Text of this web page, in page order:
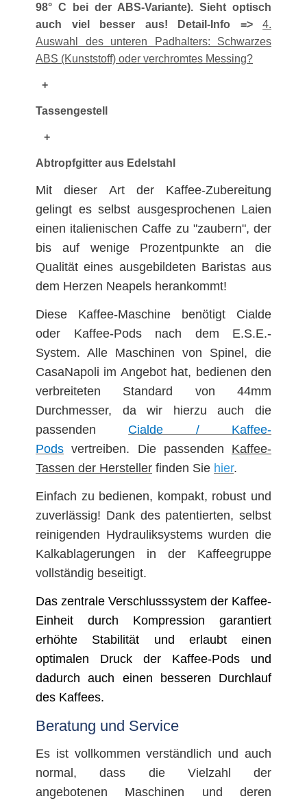
98° C bei der ABS-Variante). Sieht optisch
auch viel besser aus! Detail-Info => 4.
Auswahl des unteren Padhalters: Schwarzes
ABS (Kunststoff) oder verchromtes Messing?
+
Tassengestell
+
Abtropfgitter aus Edelstahl
Mit dieser Art der Kaffee-Zubereitung
gelingt es selbst ausgesprochenen Laien
einen italienischen Caffe zu "zaubern", der
bis auf wenige Prozentpunkte an die
Qualität eines ausgebildeten Baristas aus
dem Herzen Neapels herankommt!
Diese Kaffee-Maschine benötigt Cialde
oder Kaffee-Pods nach dem E.S.E.-
System. Alle Maschinen von Spinel, die
CasaNapoli im Angebot hat, bedienen den
verbreiteten Standard von 44mm
Durchmesser, da wir hierzu auch die
passenden Cialde / Kaffee-
Pods vertreiben. Die passenden Kaffee-
Tassen der Hersteller finden Sie hier.
Einfach zu bedienen, kompakt, robust und
zuverlässig! Dank des patentierten, selbst
reinigenden Hydrauliksystems wurden die
Kalkablagerungen in der Kaffeegruppe
vollständig beseitigt.
Das zentrale Verschlusssystem der Kaffee-
Einheit durch Kompression garantiert
erhöhte Stabilität und erlaubt einen
optimalen Druck der Kaffee-Pods und
dadurch auch einen besseren Durchlauf
des Kaffees.
Beratung und Service
Es ist vollkommen verständlich und auch
normal, dass die Vielzahl der
angebotenen Maschinen und deren